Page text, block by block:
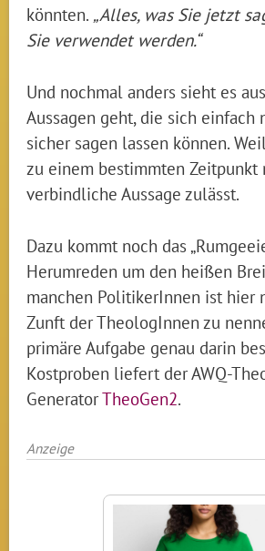
könnten. „Alles, was Sie jetzt
Sie verwendet werden.“
Und nochmal anders sieht es
Aussagen geht, die sich einfach
sicher sagen lassen können.
zu einem bestimmten Zeitpunkt
verbindliche Aussage zulässt.
Dazu kommt noch das
Herumreden um den heißen
manchen PolitikerInnen ist hier
Zunft der TheologInnen zu
primäre Aufgabe genau darin
Kostproben liefert der AWQ-
GeneratorTheoGen2.
Anzeige